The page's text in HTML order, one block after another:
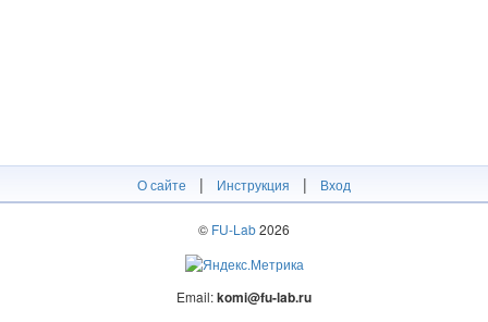
О сайте | Инструкция | Вход
© FU-Lab2026
Email:komi@fu-lab.ru